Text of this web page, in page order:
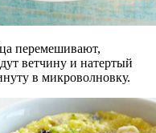
перемешивают,
ветчину и натертый
в микроволновку.